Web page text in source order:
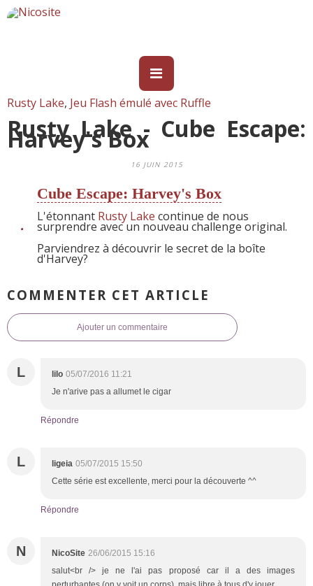
Rusty Lake, Jeu Flash émulé avec Ruffle
Rusty Lake - Cube Escape:
Harvey's Box
16 JUIN 2015
Cube Escape: Harvey's Box
L'étonnant Rusty Lake continue de nous
surprendre avec un nouveau challenge original.
Parviendrez à découvrir le secret de la boîte
d'Harvey?
COMMENTER CET ARTICLE
Ajouter un commentaire
L lilo 05/07/2016 11:21
Je n'arive pas a allumet le cigar
Répondre
L ligeia 05/07/2015 15:50
Cette série est excellente, merci pour la découverte ^^
Répondre
N NicoSite 26/06/2015 15:16
salut<br /> je ne l'ai pas proposé car il a des images